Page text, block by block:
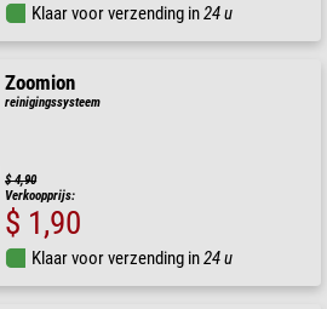
Klaar voor verzending in24 u
Zoomion
reinigingssysteem
$ 4,90
Verkoopprijs:
$ 1,90
Klaar voor verzending in24 u